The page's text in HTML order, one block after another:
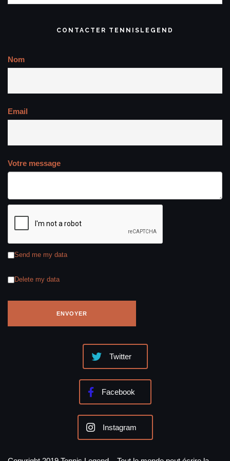
CONTACTER TENNISLEGEND
Nom
Email
Votre message
Send me my data
Delete my data
Twitter
Facebook
Instagram